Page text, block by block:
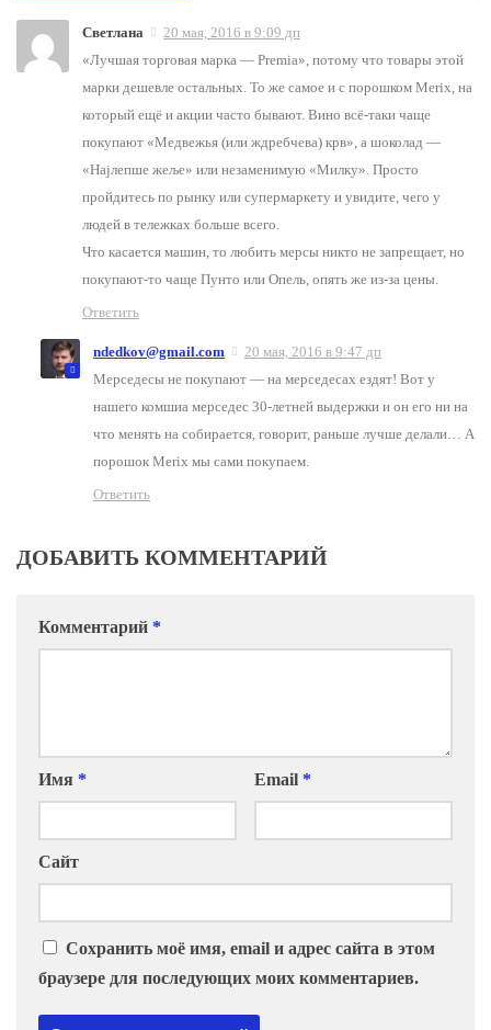
Светлана
20 мая, 2016 в 9:09 дп
«Лучшая торговая марка — Premia», потому что товары этой
марки дешевле остальных. То же самое и с порошком Merix, на
который ещё и акции часто бывают. Вино всё-таки чаще
покупают «Медвежья (или ждребчева) крв», а шоколад —
«Најлепше жеље» или незаменимую «Милку». Просто
пройдитесь по рынку или супермаркету и увидите, чего у
людей в тележках больше всего.
Что касается машин, то любить мерсы никто не запрещает, но
покупают-то чаще Пунто или Опель, опять же из-за цены.
Ответить
ndedkov@gmail.com
20 мая, 2016 в 9:47 дп
Мерседесы не покупают — на мерседесах ездят! Вот у
нашего комшиа мерседес 30-летней выдержки и он его ни на
что менять на собирается, говорит, раньше лучше делали… А
порошок Merix мы сами покупаем.
Ответить
ДОБАВИТЬ КОММЕНТАРИЙ
Комментарий *
Имя * Email *
Сайт
Сохранить моё имя, email и адрес сайта в этом
браузере для последующих моих комментариев.